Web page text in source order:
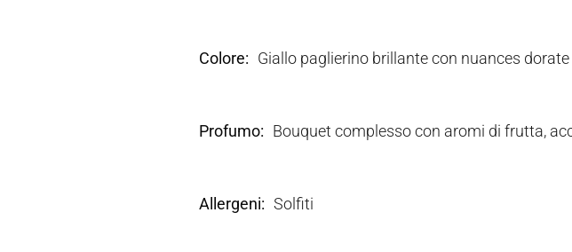
Colore Giallo paglierino brillante con nuances dorate
Profumo Bouquet complesso con aromi di frutta,
Allergeni Solfiti